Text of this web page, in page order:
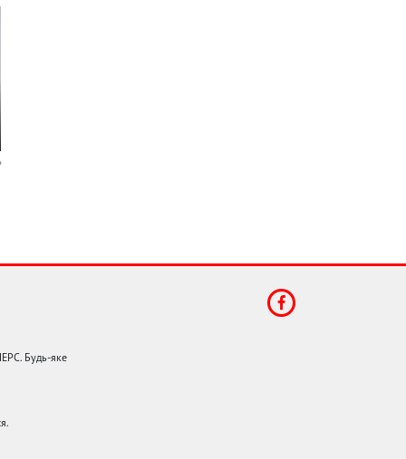
Будь-яке